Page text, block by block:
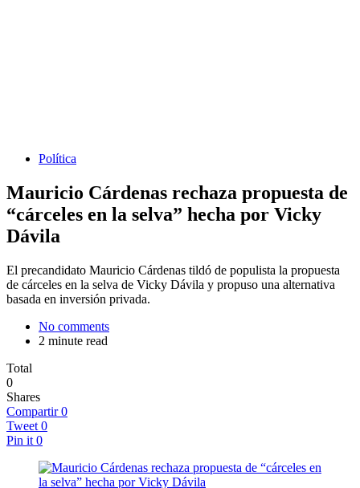
Política
Mauricio Cárdenas rechaza propuesta de
“cárceles en la selva” hecha por Vicky
Dávila
El precandidato Mauricio Cárdenas tildó de populista la propuesta
de cárceles en la selva de Vicky Dávila y propuso una alternativa
basada en inversión privada.
No comments
2 minute read
Total
0
Shares
Compartir 0
Tweet 0
Pin it 0